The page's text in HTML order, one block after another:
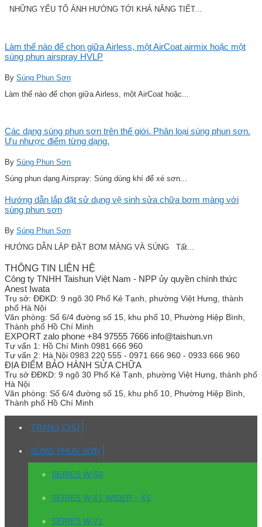
NHỮNG YẾU TỐ ẢNH HƯỞNG TỚI KHẢ NĂNG TIẾT...
Làm thế nào để chọn giữa Airless, một AirCoat airmix hoặc một
súng phun airspray HVLP
By Súng Phun Sơn
Làm thế nào để chọn giữa Airless, một AirCoat hoặc...
Các dạng súng phun sơn trên thế giới. Phân loại súng phun sơn.
Ưu nhược điểm từng dạng.
By Súng Phun Sơn
Súng phun dạng Airspray: Súng dùng khí để xé sơn...
Hướng dẫn lắp đặt sử dụng vệ sinh sửa chữa bơm màng với
súng phun sơn
By Súng Phun Sơn
HƯỚNG DẪN LẮP ĐẶT BƠM MÀNG VÀ SÚNG Tất...
THÔNG TIN LIÊN HỆ
Công ty TNHH Taishun Việt Nam - NPP ủy quyền chính thức
Anest Iwata
Trụ sở: ĐĐKD: 9 ngõ 30 Phố Kẻ Tạnh, phường Việt Hưng, thành
phố Hà Nội
Văn phòng: Số 6/4 đường số 15, khu phố 10, Phường Hiệp Bình,
Thành phố Hồ Chí Minh
EXPORT zalo phone +84 97555 7666 info@taishun.vn
Tư vấn 1: Hồ Chí Minh 0981 666 960
Tư vấn 2: Hà Nội 0983 220 555 - 0971 666 960 - 0933 666 960
ĐỊA ĐIỂM BẢO HÀNH SỬA CHỮA
Trụ sở ĐĐKD: 9 ngõ 30 Phố Kẻ Tạnh, phường Việt Hưng, thành phố
Hà Nội
Văn phòng: Số 6/4 đường số 15, khu phố 10, Phường Hiệp Bình,
Thành phố Hồ Chí Minh
TRANG CHỦ
SÚNG PHUN SƠN
SERIES W-50
SERIES W-61 WIDER – 61
SERIES W-71